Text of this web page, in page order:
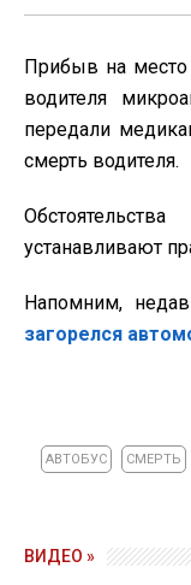
Прибыв на место
водителя
передали
смерть водителя.
устанавливают
Напомним,
загорелся
АВТОБУС СМЕРТЬ
ВИДЕО »